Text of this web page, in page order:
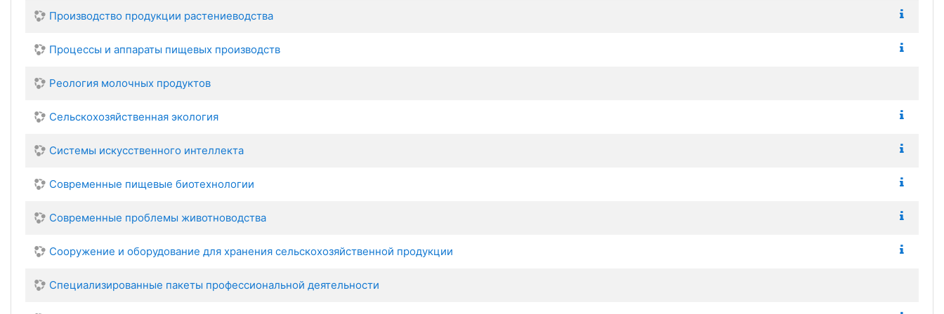
Производство продукции растениеводства
Процессы и аппараты пищевых производств
Реология молочных продуктов
Сельскохозяйственная экология
Системы искусственного интеллекта
Современные пищевые биотехнологии
Современные проблемы животноводства
Сооружение и оборудование для хранения сельскохозяйственной продукции
Специализированные пакеты профессиональной деятельности